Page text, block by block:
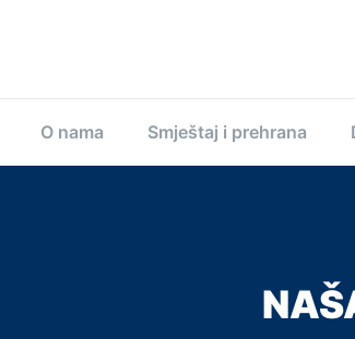
O nama Smještaj i prehrana